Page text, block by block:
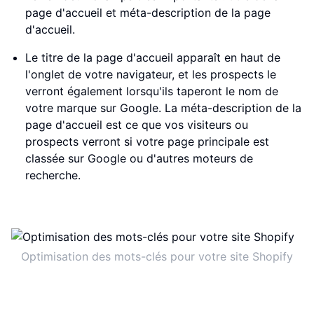
page d'accueil et méta-description de la page
d'accueil.
Le titre de la page d'accueil apparaît en haut de
l'onglet de votre navigateur, et les prospects le
verront également lorsqu'ils taperont le nom de
votre marque sur Google. La méta-description de la
page d'accueil est ce que vos visiteurs ou
prospects verront si votre page principale est
classée sur Google ou d'autres moteurs de
recherche.
Optimisation des mots-clés pour votre site Shopify